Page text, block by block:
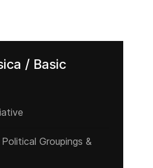
/ Basic
Groupings &